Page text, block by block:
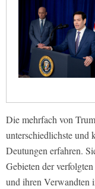
Die mehrfach von
unterschiedlichste und
Deutungen erfahren.
Gebieten der
und ihren Verwandten